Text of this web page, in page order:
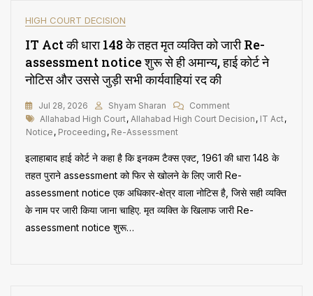
HIGH COURT DECISION
IT Act की धारा 148 के तहत मृत व्यक्ति को जारी Re-
assessment notice शुरू से ही अमान्य, हाई कोर्ट ने
नोटिस और उससे जुड़ी सभी कार्यवाहियां रद की
Jul 28, 2026 Shyam Sharan CommentOn
IT
धारा
148
तहत
मृत
Tags
Allahabad High Court, Allahabad High Court Decision , IT Act,
Notice , Proceeding , Re-Assessment
इलाहाबाद हाई कोर्ट ने कहा है कि इनकम टैक्स एक्ट, 1961 की धारा 148 के
तहत पुराने assessment को फिर से खोलने के लिए जारी Re-
assessment notice एक अधिकार-क्षेत्र वाला नोटिस है, जिसे सही व्यक्ति
के नाम पर जारी किया जाना चाहिए. मृत व्यक्ति के खिलाफ जारी Re-
assessment notice शुरू…